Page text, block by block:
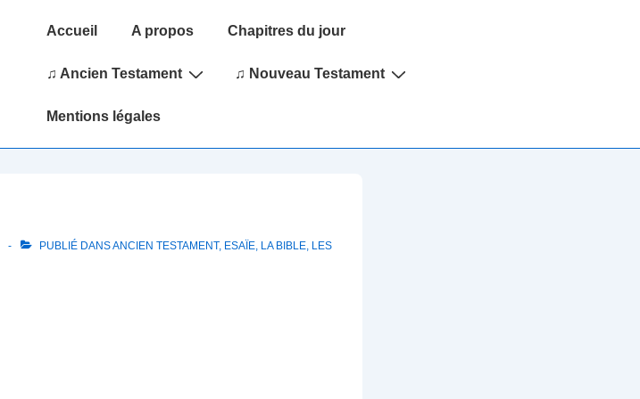
Main
Accueil A propos Chapitres du jour
♫ Ancien Testament ♫ Nouveau Testament
Mentions légales
PUBLIÉ DANSANCIEN TESTAMENT, ESAÏE, LA BIBLE, LES